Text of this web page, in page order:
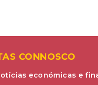
CONNOSCO
económicas e